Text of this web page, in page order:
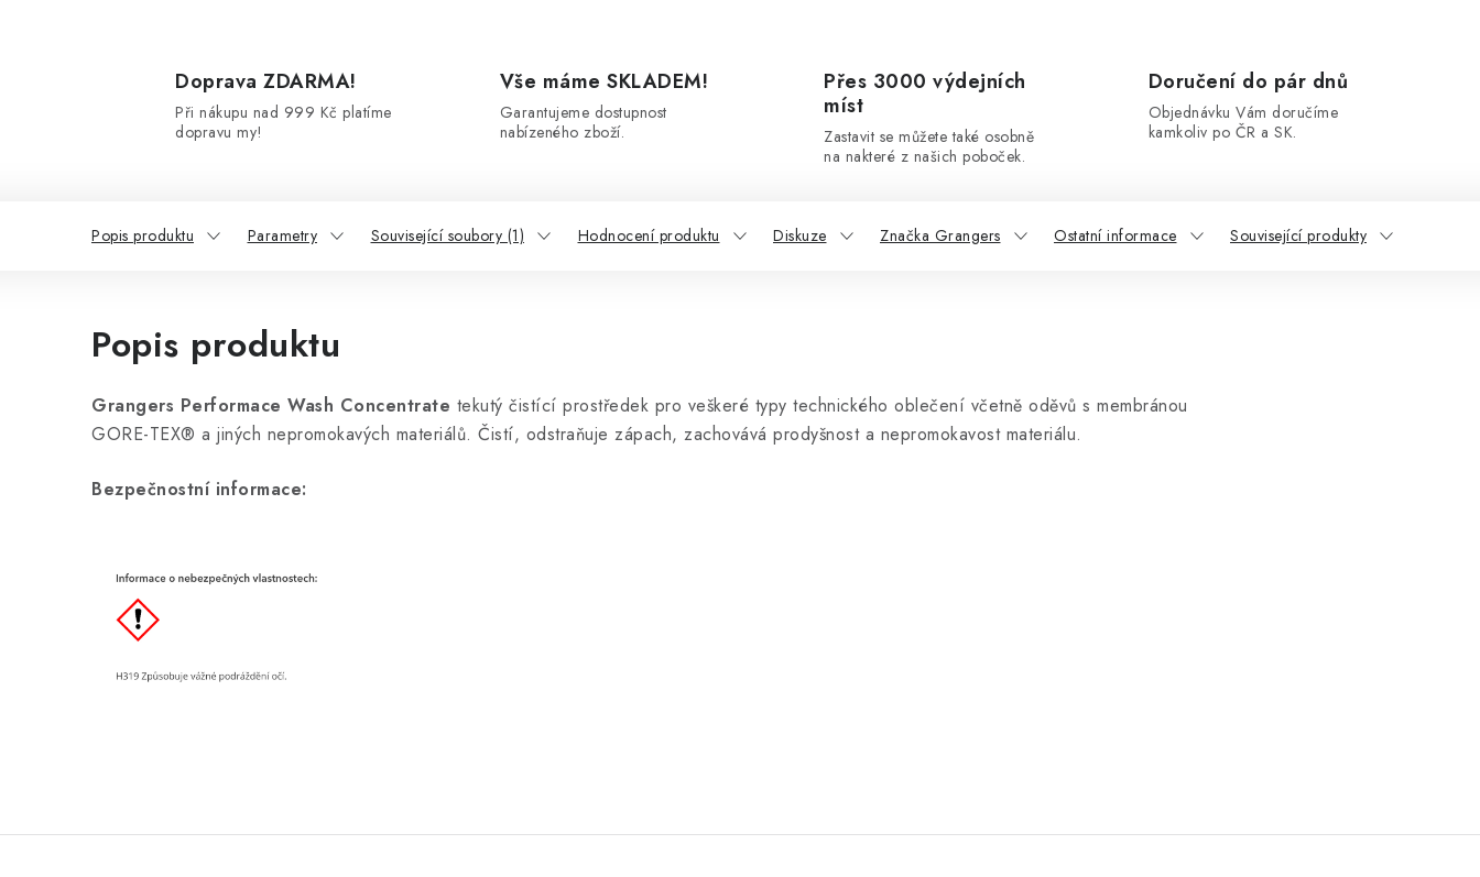
Doprava ZDARMA!
Při nákupu nad 999 Kč platíme
dopravu my!
Vše máme SKLADEM!
Garantujeme dostupnost
nabízeného zboží.
Přes 3000 výdejních
míst
Zastavit se můžete také osobně
na nakteré z našich poboček.
Doručení do pár dnů
Objednávku Vám doručíme
kamkoliv po ČR a SK.
Popis produktu Parametry Související soubory (1) Hodnocení produktu Diskuze Značka Grangers Ostatní informace Související produkty
Popis produktu
Grangers Performace Wash Concentrate tekutý čistící prostředek pro veškeré typy technického oblečení včetně oděvů s membránou
GORE-TEX® a jiných nepromokavých materiálů. Čistí, odstraňuje zápach, zachovává prodyšnost a nepromokavost materiálu.
Bezpečnostní informace: